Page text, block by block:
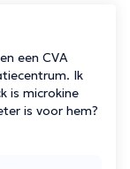
een CVA
Ik
is microkine
is voor hem?